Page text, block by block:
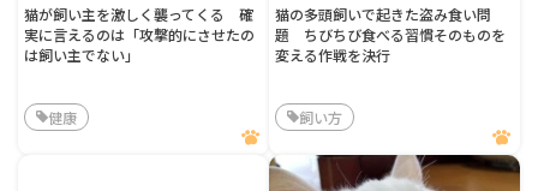
猫が飼い主を激しく襲ってくる 確
実に言えるのは「攻撃的にさせたの
は飼い主でない」
健康
猫の多頭飼いで起きた盗み食い問
題 ちびちび食べる習慣そのものを
変える作戦を決行
飼い方